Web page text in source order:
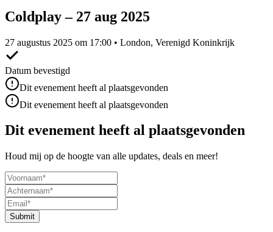
Coldplay – 27 aug 2025
27 augustus 2025 om 17:00 • London, Verenigd Koninkrijk
Datum bevestigd
Dit evenement heeft al plaatsgevonden
Dit evenement heeft al plaatsgevonden
Dit evenement heeft al plaatsgevonden
Houd mij op de hoogte van alle updates, deals en meer!
Submit